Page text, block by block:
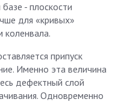
- плоскости
для «кривых»
коленвала.
припуск
Именно эта величина
дефектный слой
Одновременно